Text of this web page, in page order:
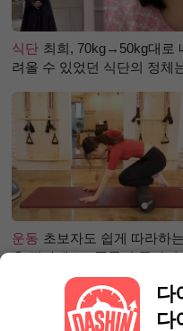
식단 최희, 70kg→50kg대로
려올 수 있었던 식단의 정체
운동 초보자도 쉽게 따라하는
홈 필라테스 - 폼롤러 종아리
다
다